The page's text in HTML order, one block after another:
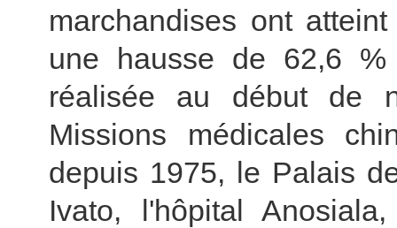
marchandises ont
une hausse de 62,6
réalisée au début de
Missions médicales
depuis 1975, le Palais
Ivato, l'hôpital